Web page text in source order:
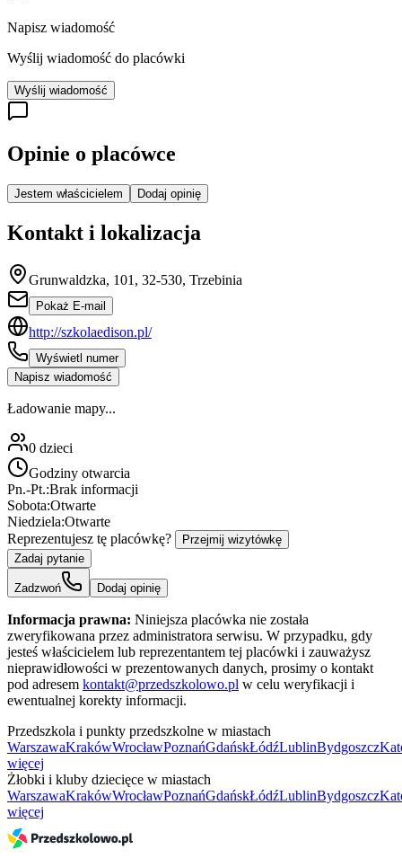
Napisz wiadomość
Wyślij wiadomość do placówki
Wyślij wiadomość
Opinie o placówce
Jestem właścicielem Dodaj opinię
Kontakt i lokalizacja
Grunwaldzka, 101, 32-530, Trzebinia
Pokaż E-mail
http://szkolaedison.pl/
Wyświetl numer
Napisz wiadomość
Ładowanie mapy...
0 dzieci
Godziny otwarcia
Pn.-Pt.:Brak informacji
Sobota:Otwarte
Niedziela:Otwarte
Reprezentujesz tę placówkę?
Przejmij wizytówkę
Zadaj pytanie
Zadzwoń Dodaj opinię
Informacja prawna: Niniejsza placówka nie została
zweryfikowana przez administratora serwisu. W przypadku, gdy
jesteś właścicielem lub reprezentantem tej placówki i zauważysz
nieprawidłowości w prezentowanych danych, prosimy o kontakt
pod adresem kontakt@przedszkolowo.pl w celu weryfikacji i
ewentualnej korekty informacji.
Przedszkola i punkty przedszkolne w miastach
WarszawaKrakówWrocławPoznańGdańskŁódźLublinBydgoszcz
więcej
Żłobki i kluby dziecięce w miastach
WarszawaKrakówWrocławPoznańGdańskŁódźLublinBydgoszcz
więcej